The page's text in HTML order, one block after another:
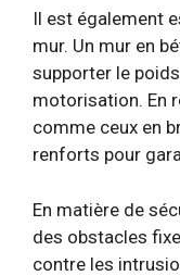
Il est également
mur. Un mur en
supporter le
motorisation. En
comme ceux en
renforts pour
En matière de
des obstacles
contre les